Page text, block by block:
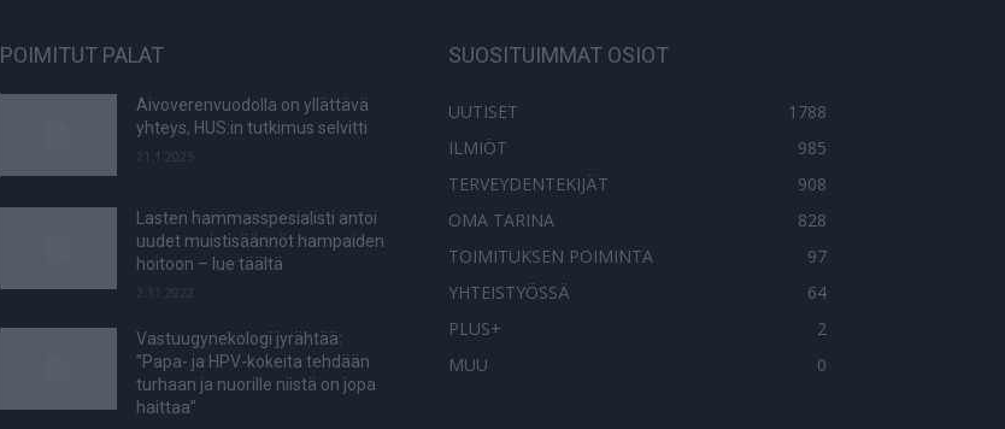
POIMITUT PALAT
Aivoverenvuodolla on yllättävä
yhteys, HUS:in tutkimus selvitti
21.1.2025
Lasten hammasspesialisti antoi
uudet muistisäännöt hampaiden
hoitoon – lue täältä
2.11.2022
Vastuugynekologi jyrähtää:
”Papa- ja HPV-kokeita tehdään
turhaan ja nuorille niistä on jopa
haittaa”
SUOSITUIMMAT OSIOT
UUTISET
1788
ILMIÖT
985
TERVEYDENTEKIJÄT
908
OMA TARINA
828
TOIMITUKSEN POIMINTA
97
YHTEISTYÖSSÄ
64
PLUS+
2
MUU
0